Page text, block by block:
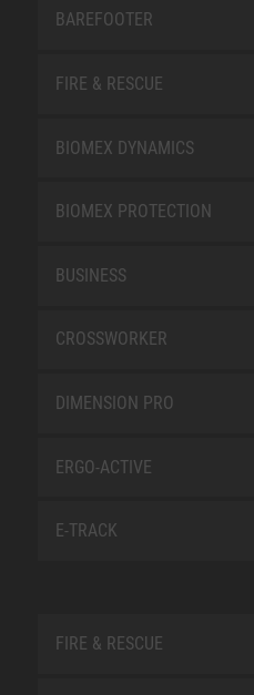
BAREFOOTER
FIRE & RESCUE
BIOMEX DYNAMICS
BIOMEX PROTECTION
BUSINESS
CROSSWORKER
DIMENSION PRO
ERGO-ACTIVE
E-TRACK
FIRE & RESCUE